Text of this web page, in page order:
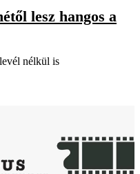
lesz hangos a
nélkül is